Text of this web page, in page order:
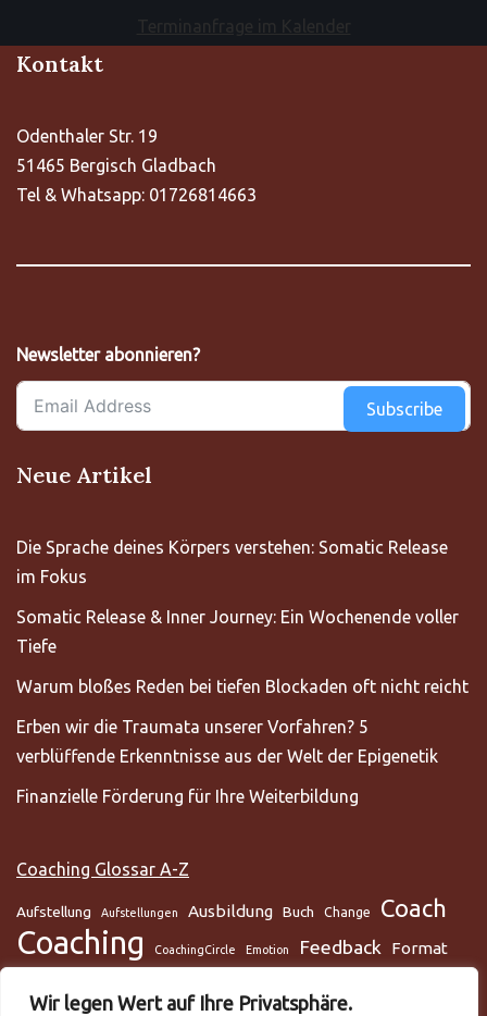
Wir legen Wert auf Ihre Privatsphäre.
Terminanfrage im Kalender
Kontakt
Odenthaler Str. 19
51465 Bergisch Gladbach
Tel & Whatsapp: 01726814663
Newsletter abonnieren?
Subscribe
Neue Artikel
Die Sprache deines Körpers verstehen: Somatic Release
im Fokus
Somatic Release & Inner Journey: Ein Wochenende voller
Tiefe
Warum bloßes Reden bei tiefen Blockaden oft nicht reicht
Erben wir die Traumata unserer Vorfahren? 5
verblüffende Erkenntnisse aus der Welt der Epigenetik
Finanzielle Förderung für Ihre Weiterbildung
Coaching Glossar A-Z
Aufstellung Aufstellungen Ausbildung Buch Change Coach
Coaching CoachingCircle Emotion Feedback Format